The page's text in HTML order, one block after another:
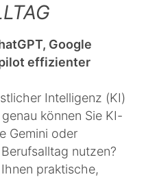
Google
effizienter
Intelligenz (KI)
können Sie KI-
Gemini oder
nutzen?
praktische,